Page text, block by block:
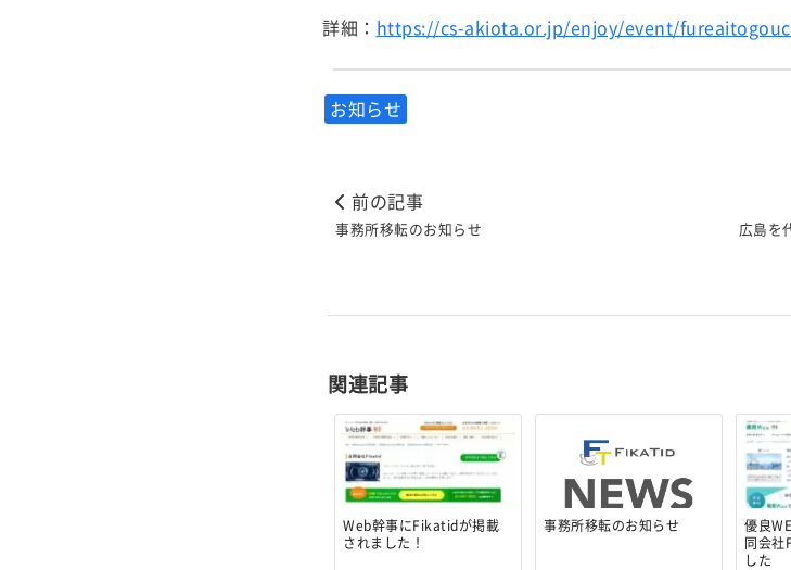
詳細： https://cs-akiota.or.jp/enjoy/event/
お知らせ
前の記事
事務所移転のお知らせ
広島を
関連記事
Web幹事にFikatidが掲載
されました！
事務所移転のお知らせ
優良
同会社
した